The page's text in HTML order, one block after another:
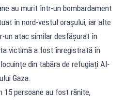
au murit într-un bombardament
în nord-vestul orașului, iar alte
un atac similar desfășurat în
victimă a fost înregistrată în
din tabăra de refugiați Al-
Gaza.
15 persoane au fost rănite,